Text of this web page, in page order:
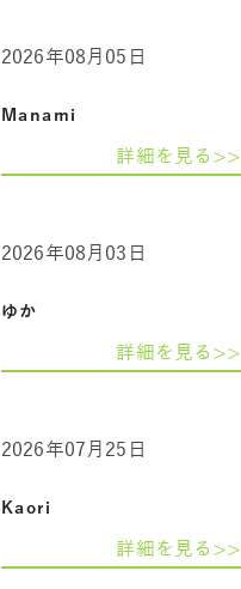
Manami
2026年08月05日
詳細を見る>>
ゆか
2026年08月03日
詳細を見る>>
Kaori
2026年07月25日
詳細を見る>>